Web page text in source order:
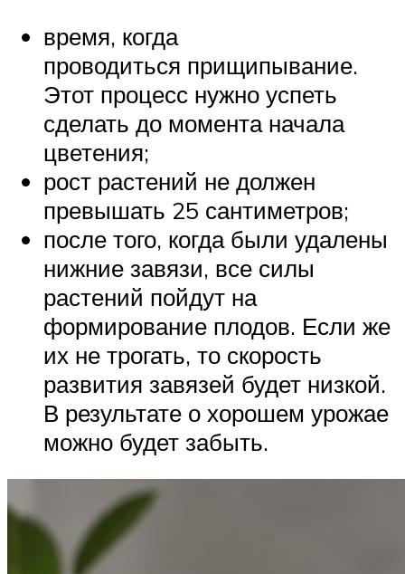
время, когда
проводиться прищипывание.
Этот процесс нужно успеть
сделать до момента начала
цветения;
рост растений не должен
превышать 25 сантиметров;
после того, когда были удалены
нижние завязи, все силы
растений пойдут на
формирование плодов. Если же
их не трогать, то скорость
развития завязей будет низкой.
В результате о хорошем урожае
можно будет забыть.